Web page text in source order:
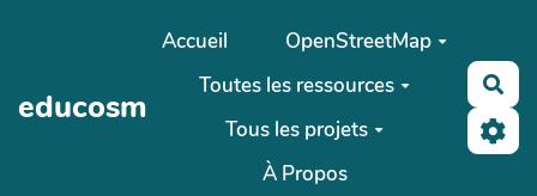
Aller au contenu principal
educosm
Accueil
OpenStreetMap
Toutes les ressources
Tous les projets
À Propos